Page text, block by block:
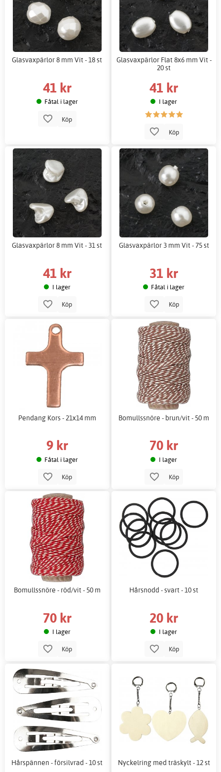
Glasvaxpärlor 8 mm Vit - 18 st
41 kr
Fåtal i lager
Köp
Glasvaxpärlor Flat 8x6 mm Vit -
20 st
41 kr
I lager
Köp
Glasvaxpärlor 8 mm Vit - 31 st
41 kr
I lager
Köp
Glasvaxpärlor 3 mm Vit - 75 st
31 kr
Fåtal i lager
Köp
Pendang Kors - 21x14 mm
9 kr
Fåtal i lager
Köp
Bomullssnöre - brun/vit - 50 m
70 kr
I lager
Köp
Bomullssnöre - röd/vit - 50 m
70 kr
I lager
Köp
Hårsnodd - svart - 10 st
20 kr
I lager
Köp
Hårspännen - försilvrad - 10 st Nyckelring med träskylt - 12 st